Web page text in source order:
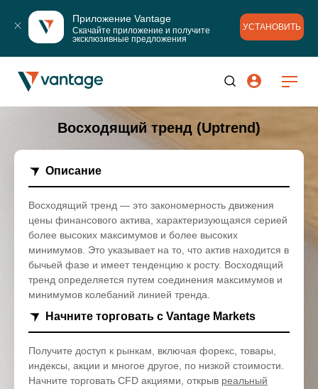
Приложение Vantage
Скачайте приложение и получите
эксклюзивные предложения
УСТАНОВИТЬ
Восходящий тренд (Uptrend)
Описание
Восходящий тренд — это закономерность движения
цены финансового актива, характеризующаяся серией
более высоких максимумов и более высоких
минимумов. Это указывает на то, что актив находится в
бычьей фазе и имеет тенденцию к росту. Восходящий
тренд определяется путем соединения максимумов и
минимумов колебаний линией тренда.
Начните торговать с Vantage Markets
Получите доступ к рынкам, включая форекс, товары,
индексы, акции и многое другое, по низкой стоимости.
Начните торговать CFD акциями, открыв реальный